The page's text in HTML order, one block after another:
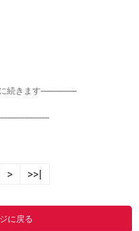
続きます-----------------
> >>|
に戻る